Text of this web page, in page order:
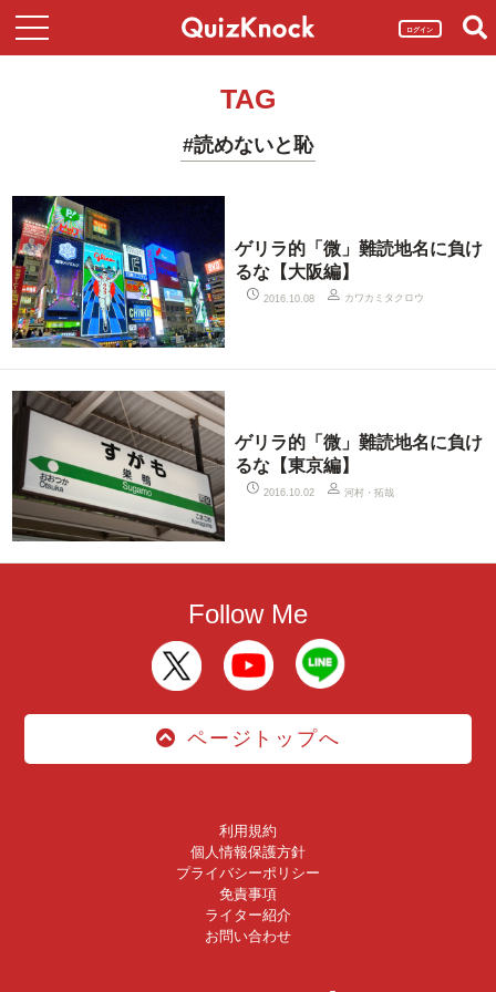
ログイン
TAG
#読めないと恥
ゲリラ的「微」難読地名に負け
るな【大阪編】
2016.10.08 カワカミタクロウ
ゲリラ的「微」難読地名に負け
るな【東京編】
2016.10.02 河村・拓哉
Follow Me
ページトップへ
利用規約
個人情報保護方針
プライバシーポリシー
免責事項
ライター紹介
お問い合わせ